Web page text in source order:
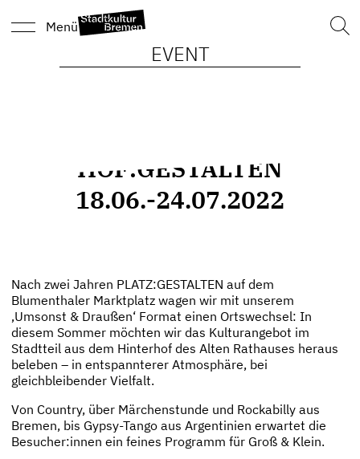
Menü
EVENT
HOF:GESTALTEN
18.06.-24.07.2022
Nach zwei Jahren PLATZ:GESTALTEN auf dem
Blumenthaler Marktplatz wagen wir mit unserem
‚Umsonst & Draußen‘ Format einen Ortswechsel: In
diesem Sommer möchten wir das Kulturangebot im
Stadtteil aus dem Hinterhof des Alten Rathauses heraus
beleben – in entspannterer Atmosphäre, bei
gleichbleibender Vielfalt.
Von Country, über Märchenstunde und Rockabilly aus
Bremen, bis Gypsy-Tango aus Argentinien erwartet die
Besucher:innen ein feines Programm für Groß & Klein.